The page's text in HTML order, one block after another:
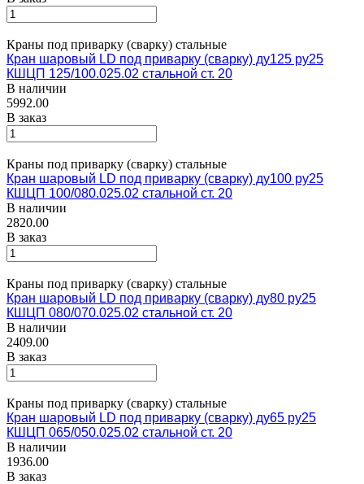
Краны под приварку (сварку) стальные
Кран шаровый LD под приварку (сварку) ду125 ру25
КШЦП 125/100.025.02 стальной ст. 20
В наличии
5992.00
В заказ
Краны под приварку (сварку) стальные
Кран шаровый LD под приварку (сварку) ду100 ру25
КШЦП 100/080.025.02 стальной ст. 20
В наличии
2820.00
В заказ
Краны под приварку (сварку) стальные
Кран шаровый LD под приварку (сварку) ду80 ру25
КШЦП 080/070.025.02 стальной ст. 20
В наличии
2409.00
В заказ
Краны под приварку (сварку) стальные
Кран шаровый LD под приварку (сварку) ду65 ру25
КШЦП 065/050.025.02 стальной ст. 20
В наличии
1936.00
В заказ